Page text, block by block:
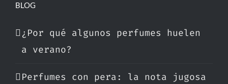
BLOG
¿Por qué algunos perfumes huelen
a verano?
Perfumes con pera: la nota jugosa